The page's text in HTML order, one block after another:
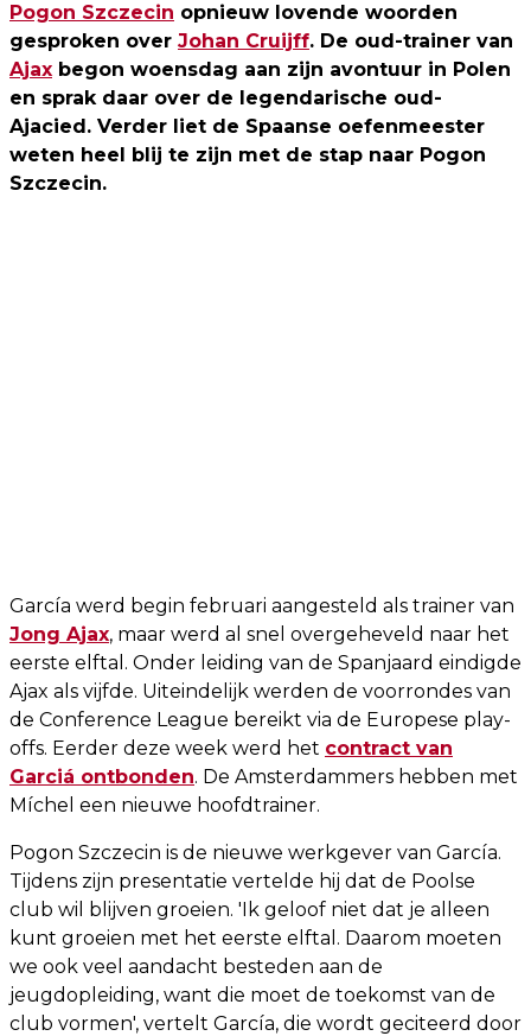
Pogon Szczecin opnieuw lovende woorden
gesproken over Johan Cruijff. De oud-trainer van
Ajax begon woensdag aan zijn avontuur in Polen
en sprak daar over de legendarische oud-
Ajacied. Verder liet de Spaanse oefenmeester
weten heel blij te zijn met de stap naar Pogon
Szczecin.
García werd begin februari aangesteld als trainer van
Jong Ajax, maar werd al snel overgeheveld naar het
eerste elftal. Onder leiding van de Spanjaard eindigde
Ajax als vijfde. Uiteindelijk werden de voorrondes van
de Conference League bereikt via de Europese play-
offs. Eerder deze week werd het contract van
Garciá ontbonden. De Amsterdammers hebben met
Míchel een nieuwe hoofdtrainer.
Pogon Szczecin is de nieuwe werkgever van García.
Tijdens zijn presentatie vertelde hij dat de Poolse
club wil blijven groeien. 'Ik geloof niet dat je alleen
kunt groeien met het eerste elftal. Daarom moeten
we ook veel aandacht besteden aan de
jeugdopleiding, want die moet de toekomst van de
club vormen', vertelt García, die wordt geciteerd door